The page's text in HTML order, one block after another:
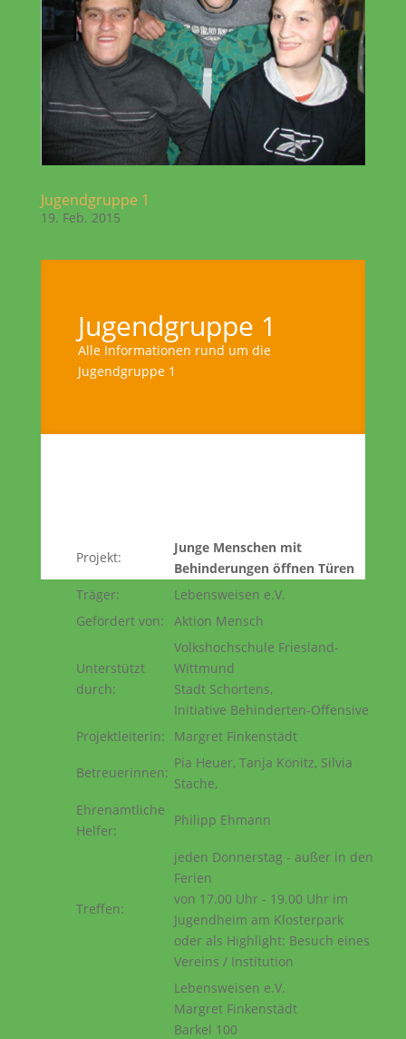
Jugendgruppe 1
19. Feb. 2015
Jugendgruppe 1
Alle Informationen rund um die
Jugendgruppe 1
Projekt:
Junge Menschen mit
Behinderungen öffnen Türen
Träger:
Lebensweisen e.V.
Gefördert von:
Aktion Mensch
Unterstützt
durch:
Volkshochschule Friesland-
Wittmund
Stadt Schortens,
Initiative Behinderten-Offensive
Projektleiterin:
Margret Finkenstädt
Betreuerinnen:
Pia Heuer, Tanja Könitz, Silvia
Stache,
Ehrenamtliche
Helfer:
Philipp Ehmann
Treffen:
jeden Donnerstag - außer in den
Ferien
von 17.00 Uhr - 19.00 Uhr im
Jugendheim am Klosterpark
oder als Highlight: Besuch eines
Vereins / Institution
Lebensweisen e.V.
Margret Finkenstädt
Barkel 100